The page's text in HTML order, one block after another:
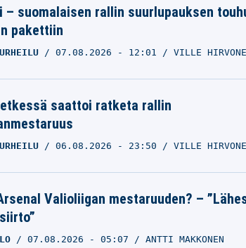
suomalaisen rallin suurlupauksen
pakettiin
07.08.2026 - 12:01 VILLE
saattoi ratketa rallin
06.08.2026 - 23:50 VILLE
Valioliigan mestaruuden? –
07.08.2026 - 05:07 ANTTI MAKKONEN